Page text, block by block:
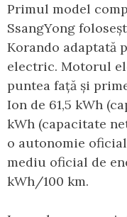
Primul model
SsangYong
Korando adaptată
electric. Motorul
puntea față și
Ion de 61,5 kWh
kWh (capacitate
o autonomie
mediu oficial de
kWh/100 km.